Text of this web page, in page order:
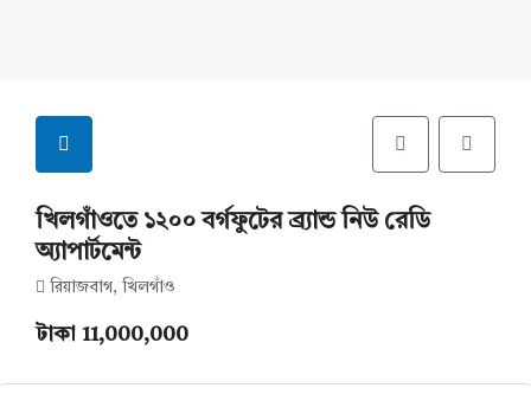
খিলগাঁওতে ১২০০ বর্গফুটের ব্র্যান্ড নিউ রেডি
অ্যাপার্টমেন্ট
রিয়াজবাগ, খিলগাঁও
টাকা 11,000,000